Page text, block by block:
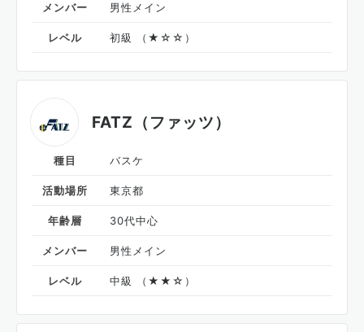
メンバー 男性メイン
レベル 初級 （★☆☆）
FATZ（ファッツ）
種目 バスケ
活動場所 東京都
年齢層 30代中心
メンバー 男性メイン
レベル 中級 （★★☆）